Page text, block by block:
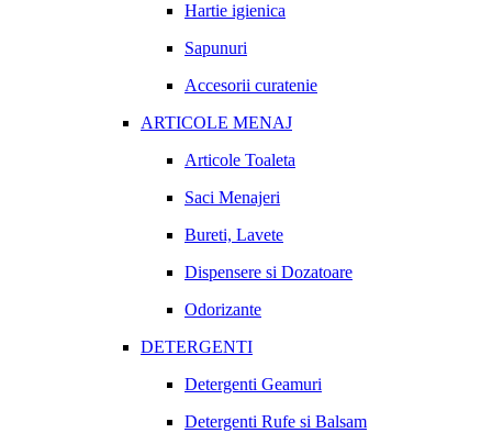
Hartie igienica
Sapunuri
Accesorii curatenie
ARTICOLE MENAJ
Articole Toaleta
Saci Menajeri
Bureti, Lavete
Dispensere si Dozatoare
Odorizante
DETERGENTI
Detergenti Geamuri
Detergenti Rufe si Balsam